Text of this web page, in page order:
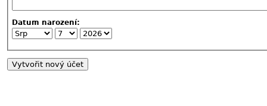
Datum narození: